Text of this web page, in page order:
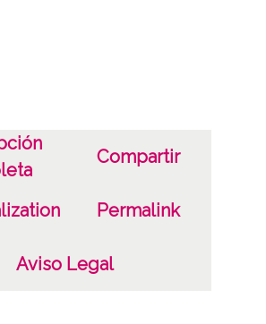
1 a 1958, diciembre, 31
62782 Signatura
Compartir
Permalink
Aviso Legal